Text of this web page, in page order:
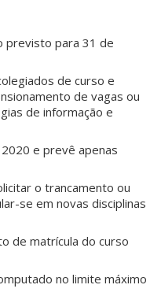
previsto para 31 de
de curso e
de vagas ou
de informação e
e prevê apenas
o trancamento ou
se em novas disciplinas
de matrícula do curso
no limite máximo